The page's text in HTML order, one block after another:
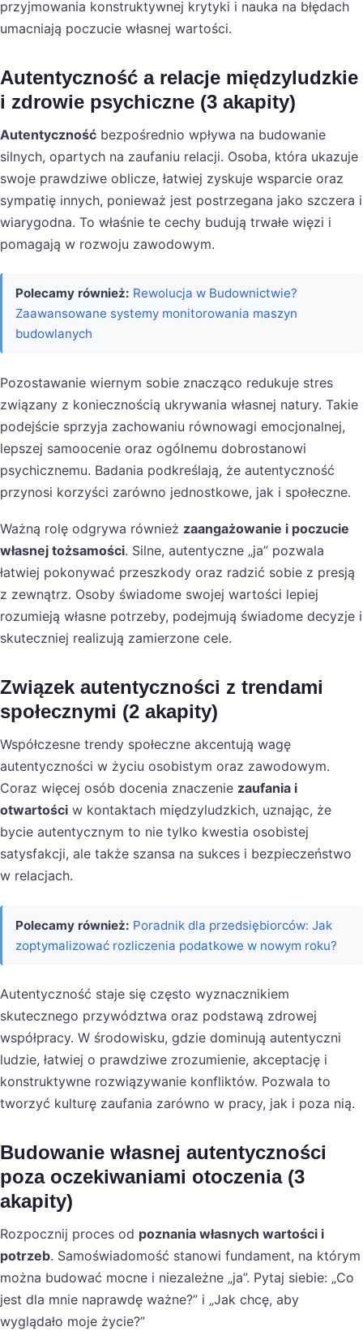
przyjmowania konstruktywnej krytyki i nauka na błędach
umacniają poczucie własnej wartości.
Autentyczność a relacje międzyludzkie
i zdrowie psychiczne (3 akapity)
Autentyczność bezpośrednio wpływa na budowanie
silnych, opartych na zaufaniu relacji. Osoba, która ukazuje
swoje prawdziwe oblicze, łatwiej zyskuje wsparcie oraz
sympatię innych, ponieważ jest postrzegana jako szczera i
wiarygodna. To właśnie te cechy budują trwałe więzi i
pomagają w rozwoju zawodowym.
Polecamy również: Rewolucja w Budownictwie?
Zaawansowane systemy monitorowania maszyn
budowlanych
Pozostawanie wiernym sobie znacząco redukuje stres
związany z koniecznością ukrywania własnej natury. Takie
podejście sprzyja zachowaniu równowagi emocjonalnej,
lepszej samoocenie oraz ogólnemu dobrostanowi
psychicznemu. Badania podkreślają, że autentyczność
przynosi korzyści zarówno jednostkowe, jak i społeczne.
Ważną rolę odgrywa również zaangażowanie i poczucie
własnej tożsamości. Silne, autentyczne „ja” pozwala
łatwiej pokonywać przeszkody oraz radzić sobie z presją
z zewnątrz. Osoby świadome swojej wartości lepiej
rozumieją własne potrzeby, podejmują świadome decyzje i
skuteczniej realizują zamierzone cele.
Związek autentyczności z trendami
społecznymi (2 akapity)
Współczesne trendy społeczne akcentują wagę
autentyczności w życiu osobistym oraz zawodowym.
Coraz więcej osób docenia znaczenie zaufania i
otwartości w kontaktach międzyludzkich, uznając, że
bycie autentycznym to nie tylko kwestia osobistej
satysfakcji, ale także szansa na sukces i bezpieczeństwo
w relacjach.
Polecamy również: Poradnik dla przedsiębiorców: Jak
zoptymalizować rozliczenia podatkowe w nowym roku?
Autentyczność staje się często wyznacznikiem
skutecznego przywództwa oraz podstawą zdrowej
współpracy. W środowisku, gdzie dominują autentyczni
ludzie, łatwiej o prawdziwe zrozumienie, akceptację i
konstruktywne rozwiązywanie konfliktów. Pozwala to
tworzyć kulturę zaufania zarówno w pracy, jak i poza nią.
Budowanie własnej autentyczności
poza oczekiwaniami otoczenia (3
akapity)
Rozpocznij proces od poznania własnych wartości i
potrzeb. Samoświadomość stanowi fundament, na którym
można budować mocne i niezależne „ja”. Pytaj siebie: „Co
jest dla mnie naprawdę ważne?” i „Jak chcę, aby
wyglądało moje życie?”